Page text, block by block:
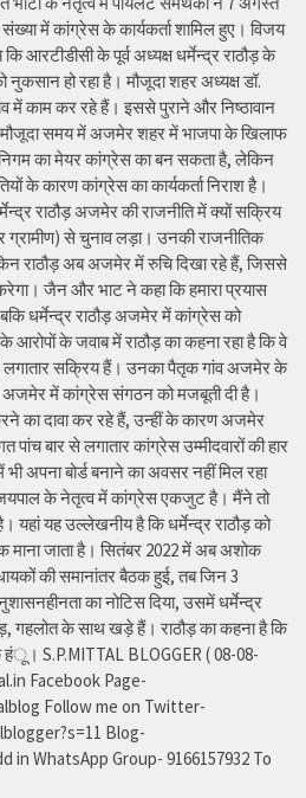
में कांग्रेस के कार्यकर्ता शामिल हुए। विजय
आरटीडीसी के पूर्व अध्यक्ष धर्मेन्द्र राठौड़ के
हो रहा है। मौजूदा शहर अध्यक्ष डॉ.
में काम कर रहे हैं। इससे पुराने और निष्ठावान
मौजूदा समय में अजमेर शहर में भाजपा के खिलाफ
का मेयर कांग्रेस का बन सकता है, लेकिन
के कारण कांग्रेस का कार्यकर्ता निराश है।
राठौड़ अजमेर की राजनीति में क्यों सक्रिय
ग्रामीण) से चुनाव लड़ा। उनकी राजनीतिक
राठौड़ अब अजमेर में रुचि दिखा रहे हैं, जिससे
जैन और भाट ने कहा कि हमारा प्रयास
धर्मेन्द्र राठौड़ अजमेर में कांग्रेस को
के जवाब में राठौड़ का कहना रहा है कि वे
लगातार सक्रिय हैं। उनका पैतृक गांव अजमेर के
अजमेर में कांग्रेस संगठन को मजबूती दी है।
का दावा कर रहे हैं, उन्हीं के कारण अजमेर
पांच बार से लगातार कांग्रेस उम्मीदवारों की हार
अपना बोर्ड बनाने का अवसर नहीं मिल रहा
के नेतृत्व में कांग्रेस एकजुट है। मैंने तो
यहां यह उल्लेखनीय है कि धर्मेन्द्र राठौड़ को
माना जाता है। सितंबर 2022 में अब अशोक
की समानांतर बैठक हुई, तब जिन 3
का नोटिस दिया, उसमें धर्मेन्द्र
गहलोत के साथ खड़े हैं। राठौड़ का कहना है कि
S.P.MITTAL BLOGGER ( 08-08-
Facebook Page-
Follow me on Twitter-
Blog-
in WhatsApp Group- 9166157932 To